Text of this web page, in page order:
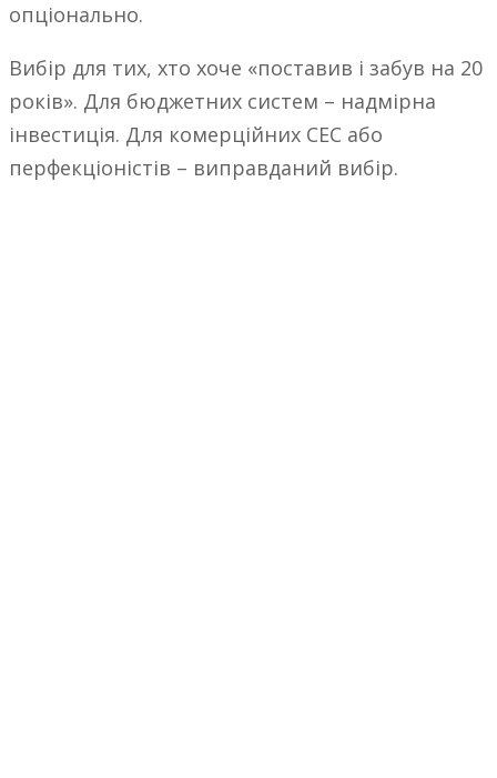
опціонально.
Вибір для тих, хто хоче «поставив і забув на 20
років». Для бюджетних систем – надмірна
інвестиція. Для комерційних СЕС або
перфекціоністів – виправданий вибір.